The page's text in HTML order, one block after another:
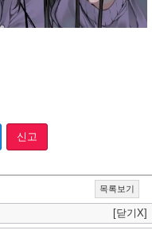
신고
목록보기
[닫기X]